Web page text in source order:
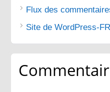
Flux des
Site de WordPress-FR